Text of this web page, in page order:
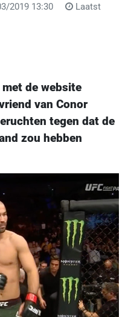
2019 13:30
Laatst
de website
van Conor
tegen dat de
zou hebben